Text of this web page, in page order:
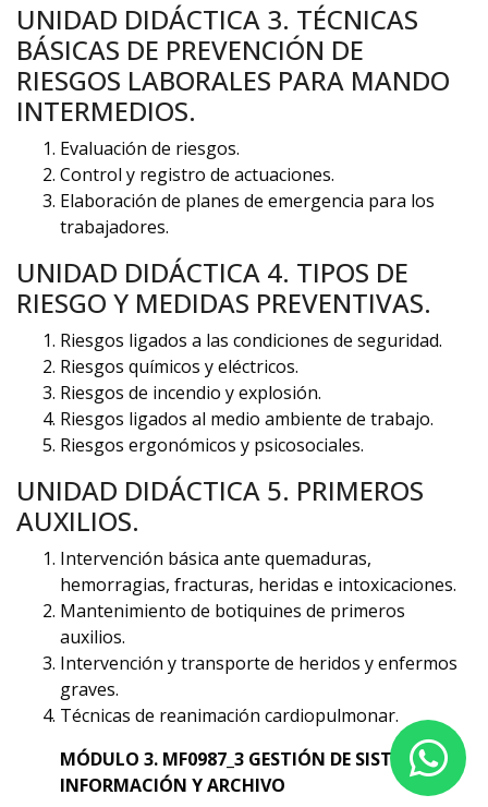
UNIDAD DIDÁCTICA 3. TÉCNICAS
BÁSICAS DE PREVENCIÓN DE
RIESGOS LABORALES PARA MANDO
INTERMEDIOS.
Evaluación de riesgos.
Control y registro de actuaciones.
Elaboración de planes de emergencia para los
trabajadores.
UNIDAD DIDÁCTICA 4. TIPOS DE
RIESGO Y MEDIDAS PREVENTIVAS.
Riesgos ligados a las condiciones de seguridad.
Riesgos químicos y eléctricos.
Riesgos de incendio y explosión.
Riesgos ligados al medio ambiente de trabajo.
Riesgos ergonómicos y psicosociales.
UNIDAD DIDÁCTICA 5. PRIMEROS
AUXILIOS.
Intervención básica ante quemaduras,
hemorragias, fracturas, heridas e intoxicaciones.
Mantenimiento de botiquines de primeros
auxilios.
Intervención y transporte de heridos y enfermos
graves.
Técnicas de reanimación cardiopulmonar.
MÓDULO 3. MF0987_3 GESTIÓN DE SISTEMAS DE
INFORMACIÓN Y ARCHIVO